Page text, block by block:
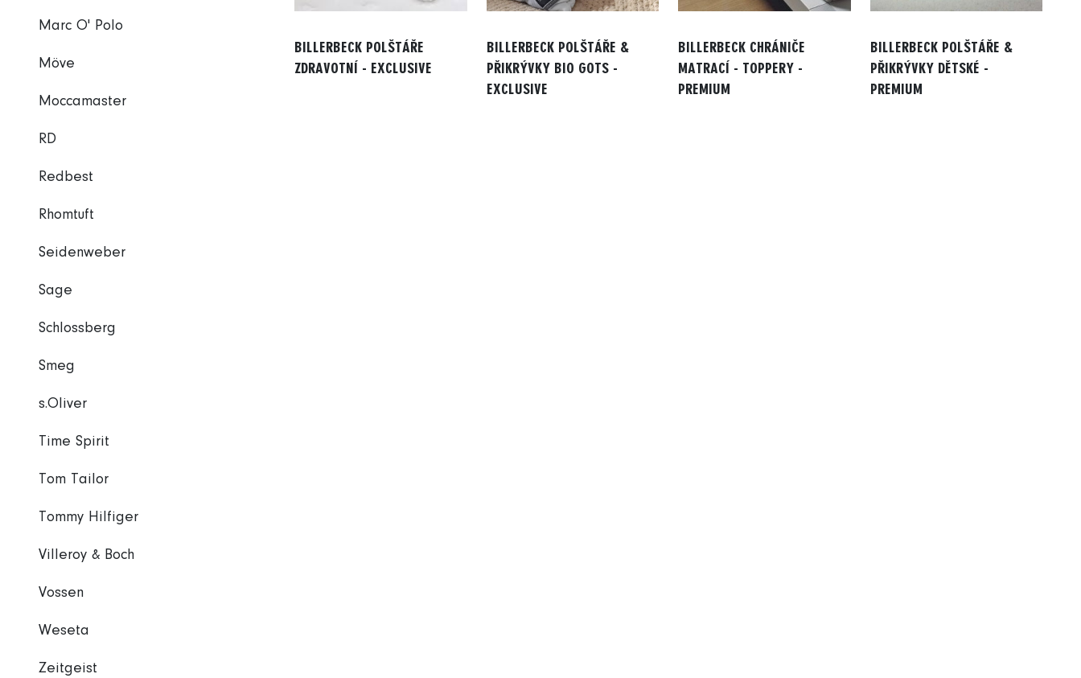
BILLERBECK POLŠTÁŘE
ZDRAVOTNÍ - EXCLUSIVE
BILLERBECK POLŠTÁŘE &
PŘIKRÝVKY BIO GOTS -
EXCLUSIVE
BILLERBECK CHRÁNIČE
MATRACÍ - TOPPERY -
PREMIUM
BILLERBECK POLŠTÁŘE &
PŘIKRÝVKY DĚTSKÉ -
PREMIUM
Marc O' Polo
Möve
Moccamaster
RD
Redbest
Rhomtuft
Seidenweber
Sage
Schlossberg
Smeg
s.Oliver
Time Spirit
Tom Tailor
Tommy Hilfiger
Villeroy & Boch
Vossen
Weseta
Zeitgeist